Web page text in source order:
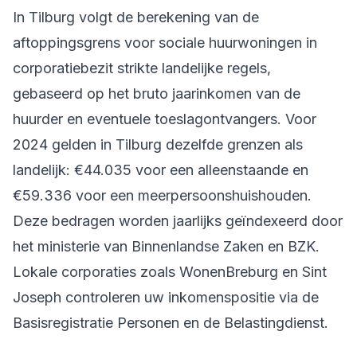
In Tilburg volgt de berekening van de
aftoppingsgrens voor sociale huurwoningen in
corporatiebezit strikte landelijke regels,
gebaseerd op het bruto jaarinkomen van de
huurder en eventuele toeslagontvangers. Voor
2024 gelden in Tilburg dezelfde grenzen als
landelijk: €44.035 voor een alleenstaande en
€59.336 voor een meerpersoonshuishouden.
Deze bedragen worden jaarlijks geïndexeerd door
het ministerie van Binnenlandse Zaken en BZK.
Lokale corporaties zoals WonenBreburg en Sint
Joseph controleren uw inkomenspositie via de
Basisregistratie Personen en de Belastingdienst.